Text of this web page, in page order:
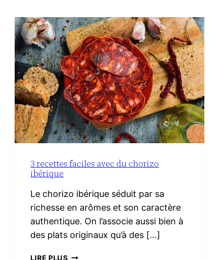
3 recettes faciles avec du chorizo
ibérique
Le chorizo ibérique séduit par sa
richesse en arômes et son caractère
authentique. On l’associe aussi bien à
des plats originaux qu’à des […]
LIRE PLUS3